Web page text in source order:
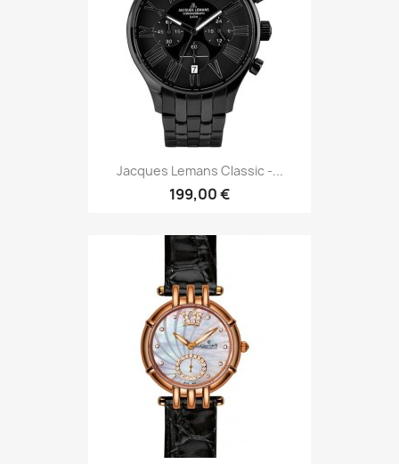
Jacques Lemans Classic -...
199,00 €